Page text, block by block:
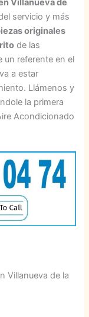
Villanueva de
servicio y más
originales
de las
un referente en el
a estar
Llámenos y
la primera
Acondicionado
Villanueva de la